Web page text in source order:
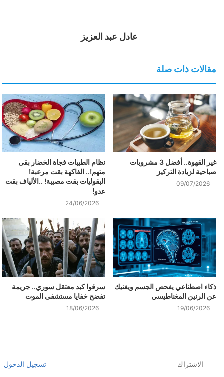
عادل عبد العزيز
مقالات ذات صلة
غير القهوة.. أفضل 3 مشروبات
صباحية لزيادة التركيز
09/07/2026
نظام الطيبات فجاة الخضار بقى
متهم!.. الفاكهة بقت مرعبة!
البقوليات بقت مصيبة! ..الألياف بقت
عدو!
24/06/2026
ذكاء اصطناعي يفحص الجسم ويغنيك
عن الرنين المغناطيسي
19/06/2026
سرقوا كبد معتقل سوري.. جريمة
تفضح خفايا مستشفى الموت
18/06/2026
الاشتراك تسجيل الدخول